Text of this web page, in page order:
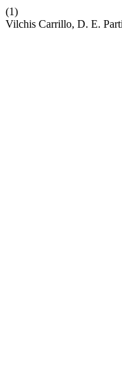
(1)
Vilchis Carrillo, D. E.